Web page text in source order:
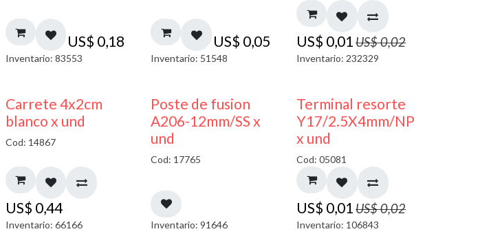
US$ 0,18
Inventario: 83553
US$ 0,05
Inventario: 51548
US$ 0,01 US$0,02
Inventario: 232329
Carrete 4x2cm
blanco x und
Cod: 14867
US$ 0,44
Inventario: 66166
Poste de fusion
A206-12mm/SS x
und
Cod: 17765
Inventario: 91646
50% DESCUENTO
Terminal resorte
Y17/2.5X4mm/NP
x und
Cod: 05081
US$ 0,01 US$0,02
Inventario: 106843